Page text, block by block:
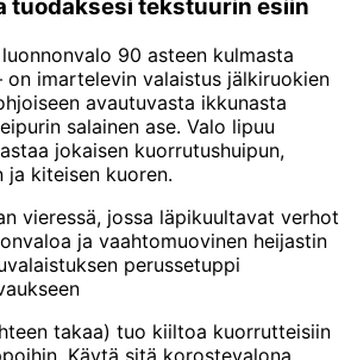
tuodaksesi tekstuurin esiin
90 asteen kulmasta
on imartelevin valaistus jälkiruokien
avautuvasta ikkunasta
salainen ase. Valo lipuu
jokaisen kuorrutushuipun,
kiteisen kuoren.
vieressä, jossa läpikuultavat verhot
ja vaahtomuovinen heijastin
perussetuppi
takaa) tuo kiiltoa kuorrutteisiin
Käytä sitä korostevalona.